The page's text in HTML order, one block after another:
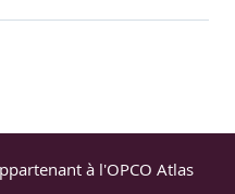
à l'OPCO Atlas